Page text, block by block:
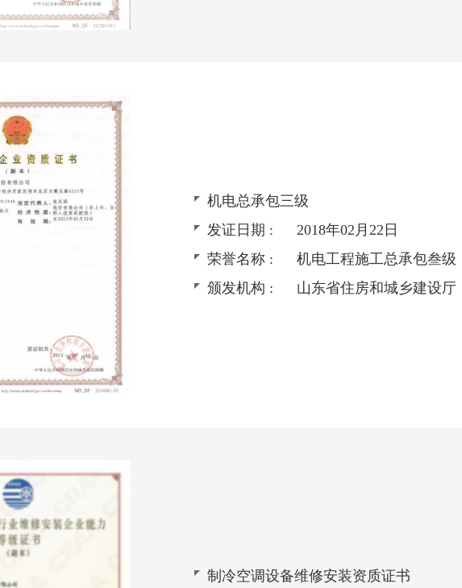
机电总承包三级
发证日期 :
2018年02月22日
荣誉名称 :
机电工程施工总承包叁级
颁发机构 :
山东省住房和城乡建设厅
制冷空调设备维修安装资质证书